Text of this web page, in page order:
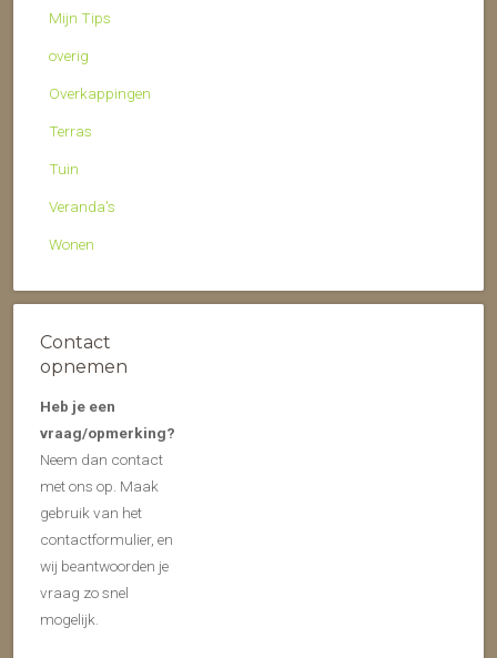
Mijn Tips
overig
Overkappingen
Terras
Tuin
Veranda's
Wonen
Contact
opnemen
Heb je een
vraag/opmerking?
Neem dan contact
met ons op. Maak
gebruik van het
contactformulier, en
wij beantwoorden je
vraag zo snel
mogelijk.